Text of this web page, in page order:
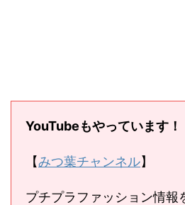
YouTubeもやっています！
【みつ葉チャンネル】
プチプラファッション情報